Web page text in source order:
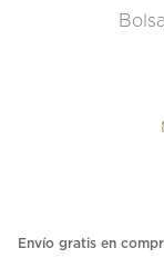
Envío gratis en